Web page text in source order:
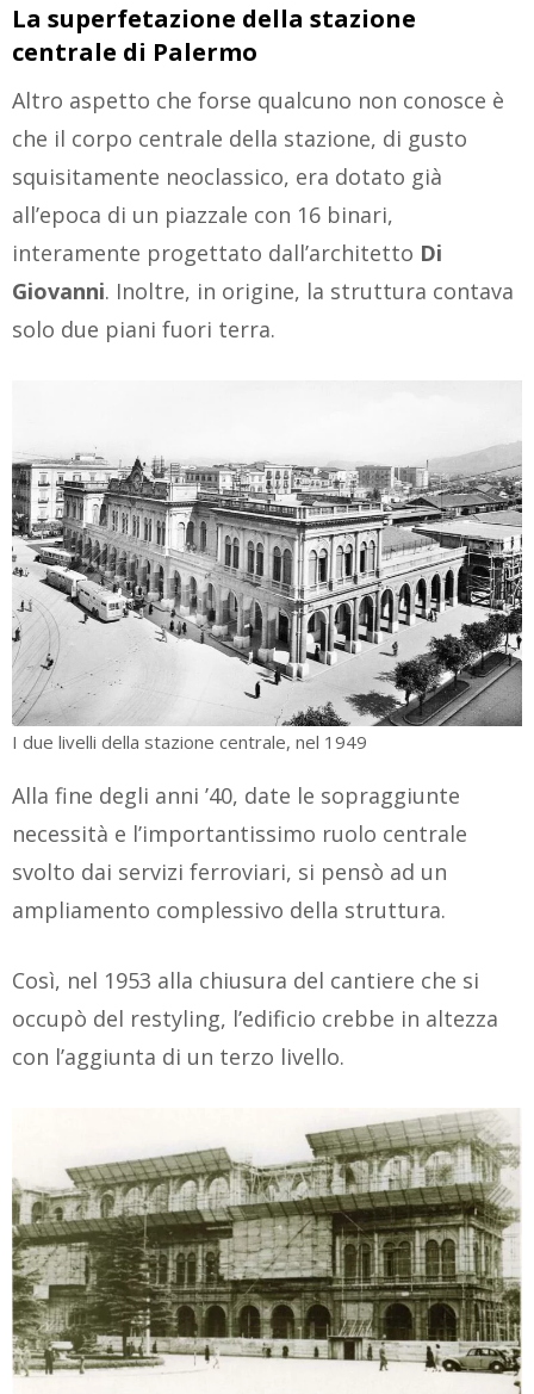
La superfetazione della stazione
centrale di Palermo
Altro aspetto che forse qualcuno non conosce è
che il corpo centrale della stazione, di gusto
squisitamente neoclassico, era dotato già
all’epoca di un piazzale con 16 binari,
interamente progettato dall’architetto Di
Giovanni. Inoltre, in origine, la struttura contava
solo due piani fuori terra.
I due livelli della stazione centrale, nel 1949
Alla fine degli anni ’40, date le sopraggiunte
necessità e l’importantissimo ruolo centrale
svolto dai servizi ferroviari, si pensò ad un
ampliamento complessivo della struttura.
Così, nel 1953 alla chiusura del cantiere che si
occupò del restyling, l’edificio crebbe in altezza
con l’aggiunta di un terzo livello.